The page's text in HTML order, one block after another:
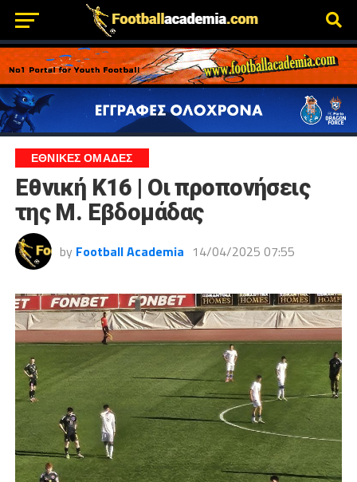
ΕΘΝΙΚΕΣ ΟΜΑΔΕΣ
Εθνική Κ16 | Οι προπονήσεις
της Μ. Εβδομάδας
by Football Academia 14/04/2025 07:55